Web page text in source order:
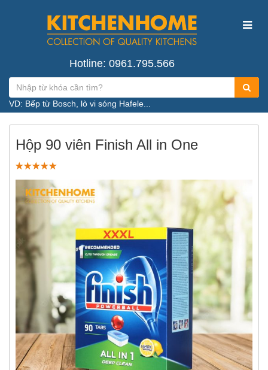
Hotline: 0961.795.566
VD: Bếp từ Bosch, lò vi sóng Hafele...
Hộp 90 viên Finish All in One